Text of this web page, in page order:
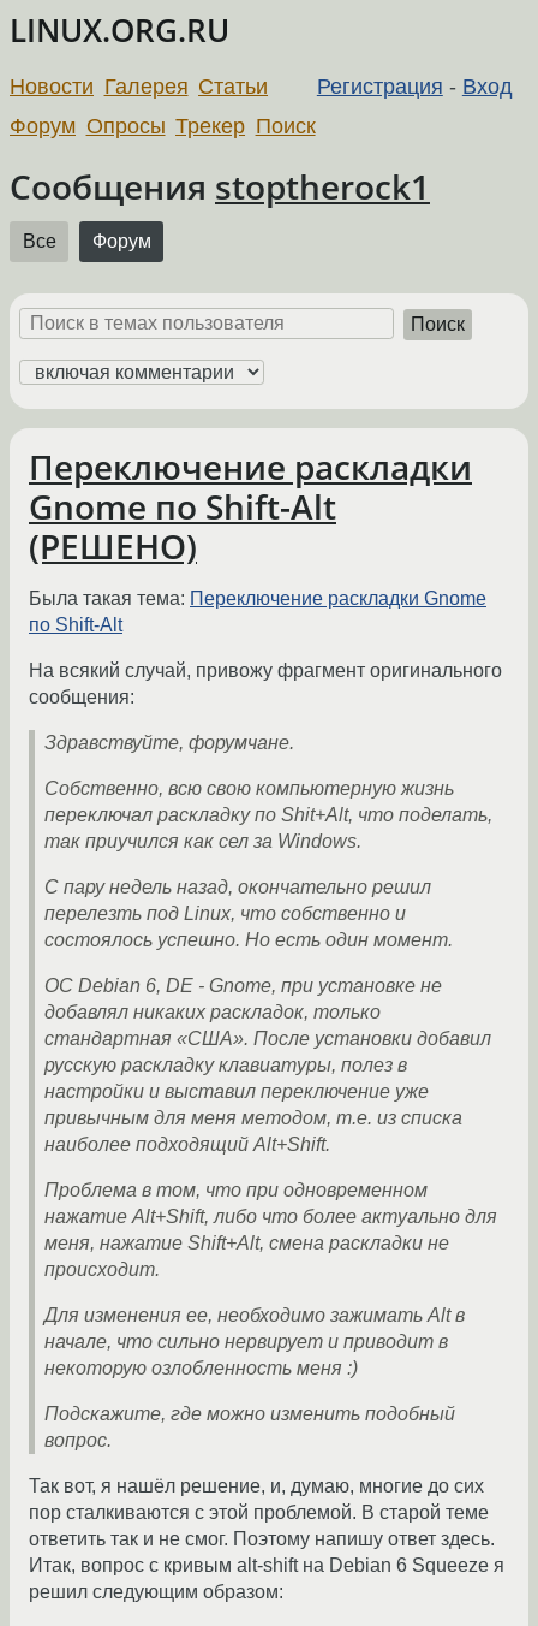
LINUX.ORG.RU
Регистрация - Вход
Новости Галерея Статьи
Форум Опросы Трекер Поиск
Сообщения stoptherock1
Все Форум
Поиск
Переключение раскладки
Gnome по Shift-Alt
(РЕШЕНО)
Была такая тема: Переключение раскладки Gnome
по Shift-Alt
На всякий случай, привожу фрагмент оригинального
сообщения:
Здравствуйте, форумчане.
Собственно, всю свою компьютерную жизнь
переключал раскладку по Shit+Alt, что поделать,
так приучился как сел за Windows.
С пару недель назад, окончательно решил
перелезть под Linux, что собственно и
состоялось успешно. Но есть один момент.
ОС Debian 6, DE - Gnome, при установке не
добавлял никаких раскладок, только
стандартная «США». После установки добавил
русскую раскладку клавиатуры, полез в
настройки и выставил переключение уже
привычным для меня методом, т.е. из списка
наиболее подходящий Alt+Shift.
Проблема в том, что при одновременном
нажатие Alt+Shift, либо что более актуально для
меня, нажатие Shift+Alt, смена раскладки не
происходит.
Для изменения ее, необходимо зажимать Alt в
начале, что сильно нервирует и приводит в
некоторую озлобленность меня :)
Подскажите, где можно изменить подобный
вопрос.
Так вот, я нашёл решение, и, думаю, многие до сих
пор сталкиваются с этой проблемой. В старой теме
ответить так и не смог. Поэтому напишу ответ здесь.
Итак, вопрос с кривым alt-shift на Debian 6 Squeeze я
решил следующим образом: